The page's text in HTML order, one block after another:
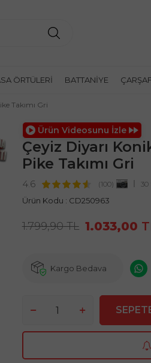
ÖRTÜLERI BATTANIYE
Takımı Gri
Ürün Videosunu İzle
Çeyiz Diyarı
Pike Takımı Gri
4.6 (100) 30
Ürün Kodu : CD250963
1.799,90TL 1.033,00
Kargo Bedava